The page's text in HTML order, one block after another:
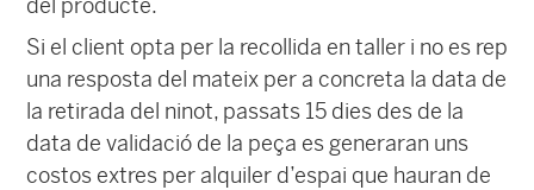
Si el client opta per la recollida en taller i no es rep
una resposta del mateix per a concreta la data de
la retirada del ninot, passats 15 dies des de la
data de validació de la peça es generaran uns
costos extres per alquiler d’espai que hauran de